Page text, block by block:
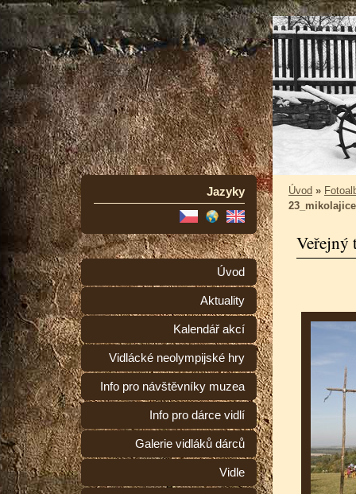
Jazyky
Úvod
Aktuality
Kalendář akcí
Vidlácké neolympijské hry
Info pro návštěvníky muzea
Info pro dárce vidlí
Galerie vidláků dárců
Vidle
Úvod »
Veřejný